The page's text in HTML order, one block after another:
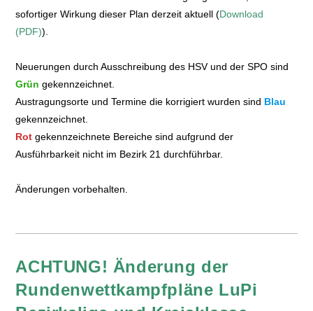
sofortiger Wirkung dieser Plan derzeit aktuell (Download
(PDF)).
Neuerungen durch Ausschreibung des HSV und der SPO sind
Grüngekennzeichnet.
Austragungsorte und Termine die korrigiert wurden sind Blau
gekennzeichnet.
Rotgekennzeichnete Bereiche sind aufgrund der
Ausführbarkeit nicht im Bezirk 21 durchführbar.
Änderungen vorbehalten.
ACHTUNG! Änderung der
Rundenwettkampfpläne LuPi